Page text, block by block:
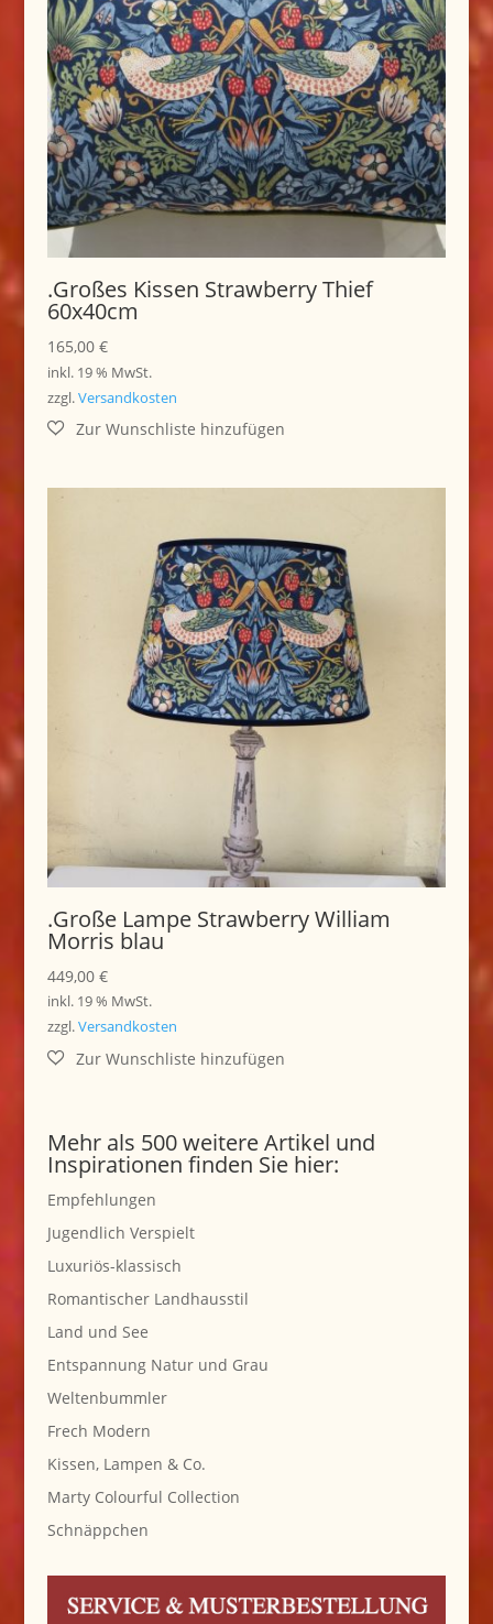
.Großes Kissen Strawberry Thief
60x40cm
165,00 €
inkl. 19 % MwSt.
zzgl.Versandkosten
.Große Lampe Strawberry William
Morris blau
449,00 €
inkl. 19 % MwSt.
zzgl.Versandkosten
Mehr als 500 weitere Artikel und
Inspirationen finden Sie hier:
Empfehlungen
Jugendlich Verspielt
Luxuriös-klassisch
Romantischer Landhausstil
Land und See
Entspannung Natur und Grau
Weltenbummler
Frech Modern
Kissen, Lampen & Co.
Marty Colourful Collection
Schnäppchen